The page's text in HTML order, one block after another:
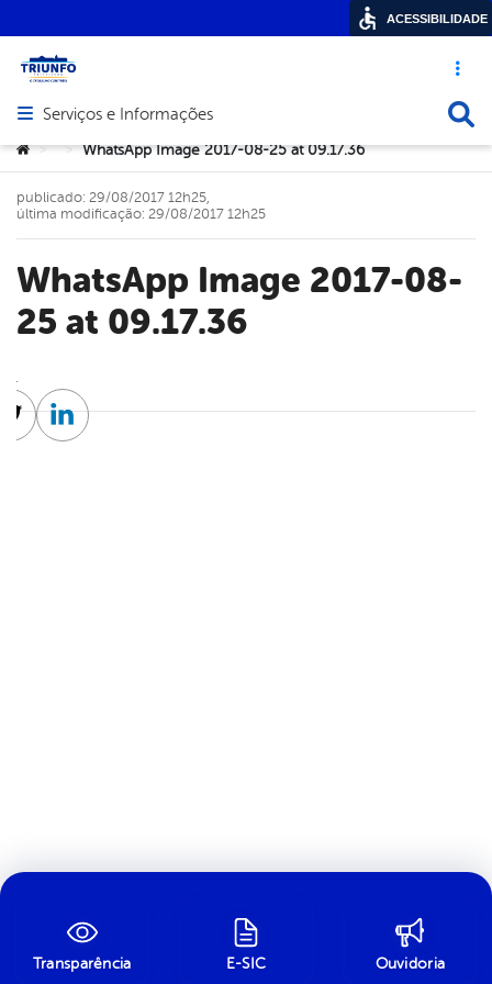
Acesso
Abrir menu principal de navegação
Serviços e Informações
Você está aqui:
> > WhatsApp Image 2017-08-25 at 09.17.36
WhatsApp Image 2017-08-
25 at 09.17.36
publicado: 29/08/2017 12h25,
última modificação: 29/08/2017 12h25
TwitterLinkedin
Transparência E-SIC Ouvidoria
ACESSIBILIDADE